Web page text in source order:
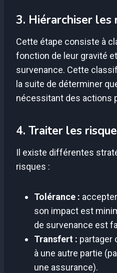
3. Hiérarchiser les
Cette étape consiste à
fonction de leur gravité
survenance. Cette
la suite de déterminer
nécessitant des actions
4. Traiter les
Il existe différentes
risques :
Tolérance :
son impact est
de survenance est
Transfert : partager
à une autre partie
une assurance).